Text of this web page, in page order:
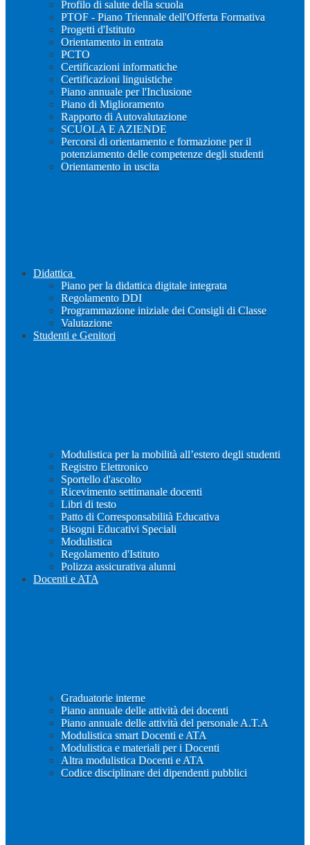
Profilo di salute della scuola
PTOF - Piano Triennale dell'Offerta Formativa
Progetti d'Istituto
Orientamento in entrata
PCTO
Certificazioni informatiche
Certificazioni linguistiche
Piano annuale per l'Inclusione
Piano di Miglioramento
Rapporto di Autovalutazione
SCUOLA E AZIENDE
Percorsi di orientamento e formazione per il
potenziamento delle competenze degli studenti
Orientamento in uscita
Didattica
Piano per la didattica digitale integrata
Regolamento DDI
Programmazione iniziale dei Consigli di Classe
Valutazione
Studenti e Genitori
Modulistica per la mobilità all’estero degli studenti
Registro Elettronico
Sportello d'ascolto
Ricevimento settimanale docenti
Libri di testo
Patto di Corresponsabilità Educativa
Bisogni Educativi Speciali
Modulistica
Regolamento d'Istituto
Polizza assicurativa alunni
Docenti e ATA
Graduatorie interne
Piano annuale delle attività dei docenti
Piano annuale delle attività del personale A.T.A
Modulistica smart Docenti e ATA
Modulistica e materiali per i Docenti
Altra modulistica Docenti e ATA
Codice disciplinare dei dipendenti pubblici